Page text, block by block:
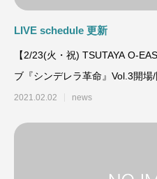
LIVE schedule 更新
【2/23(火・祝) TSUTAYA O-
ブ『シンデレラ革命』Vol.3開場
2021.02.02 news